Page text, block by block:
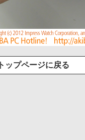
トップページに戻る